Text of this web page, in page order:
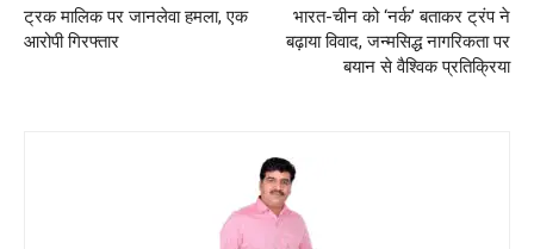
ट्रक मालिक पर जानलेवा हमला, एक
आरोपी गिरफ्तार
भारत-चीन को ‘नर्क’ बताकर ट्रंप ने
बढ़ाया विवाद, जन्मसिद्ध नागरिकता पर
बयान से वैश्विक प्रतिक्रिया